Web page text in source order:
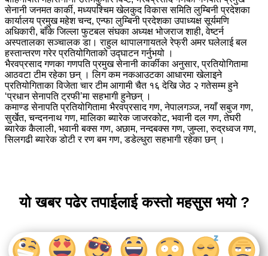
सेनानी जनमत कार्की, मध्यपश्चिम खेलकुद विकास समिति लुम्बिनी प्रदेशका
कार्यालय प्रमुख महेश चन्द, एन्फा लुम्बिनी प्रदेशका उपाध्यक्ष सूर्यमणि
अधिकारी, बाँके जिल्ला फुटबल संघका अध्यक्ष भोजराज शाही, वेष्टर्न
अस्पतालका सञ्चालक डा। राहुल थापालगायतले रेफ्री अमर घलेलाई बल
हस्तान्तरण गरेर प्रतियोगिताको उद्घाटन गर्नुभयो ।
भैरवप्रसाद गणका गणपति प्रमुख सेनानी कार्कीका अनुसार, प्रतियोगितामा
आठवटा टीम रहेका छन् । लिग कम नकआउटका आधारमा खेलाइने
प्रतियोगिताका विजेता चार टीम आगामी चैत १६ देखि जेठ २ गतेसम्म हुने
‘प्रधान सेनापति ट्रफी’मा सहभागी हुनेछन् ।
कमाण्ड सेनापति प्रतियोगितामा भैरवप्रसाद गण, नेपालगञ्ज, नयाँ सबुज गण,
सुर्खेत, चन्दननाथ गण, मालिका ब्यारेक जाजरकोट, भवानी दल गण, तेघरी
ब्यारेक कैलाली, भवानी बक्स गण, अछाम, नन्दबक्स गण, जुम्ला, रुद्रध्वज गण,
सिलगढी ब्यारेक डोटी र रण बम गण, डडेल्धुरा सहभागी रहेका छन् ।
यो खबर पढेर तपाईलाई कस्तो महसुस भयो ?